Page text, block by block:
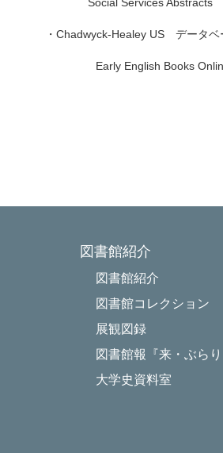
Social Services Abstracts
・Chadwyck-Healey US データベ
Early English Books
以
龍谷
図書館紹介
図書館紹介
図書館コレクション
展観図録
図書館報『来・ぶらり
大学史資料室